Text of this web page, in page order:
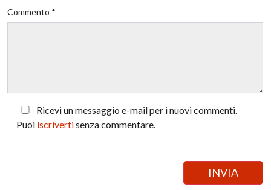
Commento *
Ricevi un messaggio e-mail per i nuovi commenti.
Puoi iscrivertisenza commentare.